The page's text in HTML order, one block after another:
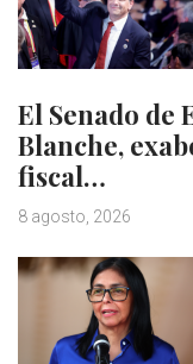
El Senado de
Blanche,
fiscal…
8 agosto, 2026